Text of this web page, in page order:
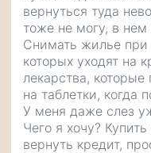
вернуться туда
тоже не могу, в
Снимать жилье при
которых уходят на
лекарства,
на таблетки, когда
У меня даже слез
Чего я хочу?
вернуть кредит,